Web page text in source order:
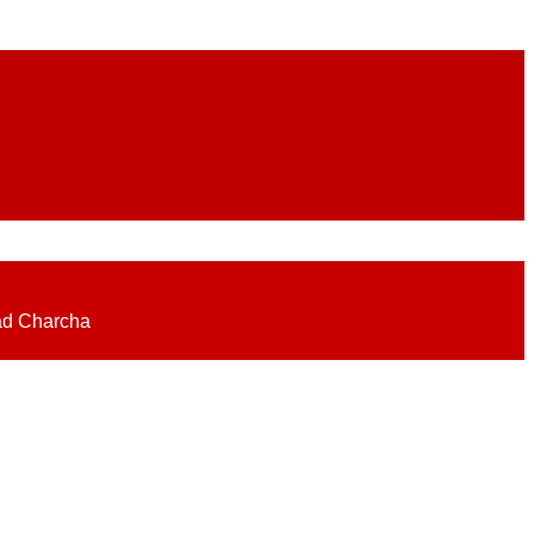
Charcha